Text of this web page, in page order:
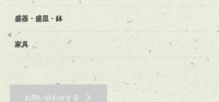
盛器・盛皿・鉢
家具
お問い合わせする